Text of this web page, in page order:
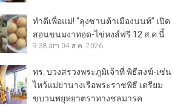
ทำดีเพื่อแม่! “ลุงซานต้าเมืองนนท์” เปิด
สอนขนมงาทอด-ไข่หงส์ฟรี 12 ส.ค.นี้
9:38 am 04 ส.ค. 2026
ทร. บวงสรวงพระภูมิเจ้าที่ พิธีสงฆ์-เซ่น
ไหว้แม่ย่านางเรือพระราชพิธี เตรียม
ขบวนพยุหยาตราทางชลมารค